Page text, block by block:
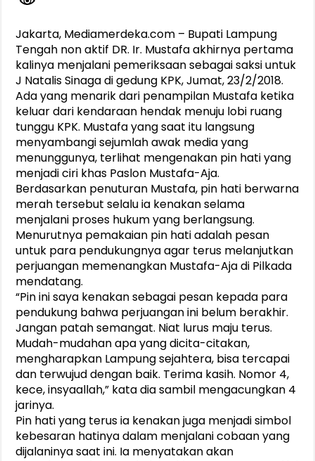
Purnama Wulan Sari Mirza Buka SiSeSa Roadshow Lampung
Jakarta, Mediamerdeka.com – Bupati Lampung
Tengah non aktif DR. Ir. Mustafa akhirnya pertama
kalinya menjalani pemeriksaan sebagai saksi untuk
J Natalis Sinaga di gedung KPK, Jumat, 23/2/2018.
Ada yang menarik dari penampilan Mustafa ketika
keluar dari kendaraan hendak menuju lobi ruang
tunggu KPK. Mustafa yang saat itu langsung
menyambangi sejumlah awak media yang
menunggunya, terlihat mengenakan pin hati yang
menjadi ciri khas Paslon Mustafa-Aja.
Berdasarkan penuturan Mustafa, pin hati berwarna
merah tersebut selalu ia kenakan selama
menjalani proses hukum yang berlangsung.
Menurutnya pemakaian pin hati adalah pesan
untuk para pendukungnya agar terus melanjutkan
perjuangan memenangkan Mustafa-Aja di Pilkada
mendatang.
“Pin ini saya kenakan sebagai pesan kepada para
pendukung bahwa perjuangan ini belum berakhir.
Jangan patah semangat. Niat lurus maju terus.
Mudah-mudahan apa yang dicita-citakan,
mengharapkan Lampung sejahtera, bisa tercapai
dan terwujud dengan baik. Terima kasih. Nomor 4,
kece, insyaallah,” kata dia sambil mengacungkan 4
jarinya.
Pin hati yang terus ia kenakan juga menjadi simbol
kebesaran hatinya dalam menjalani cobaan yang
dijalaninya saat ini. Ia menyatakan akan